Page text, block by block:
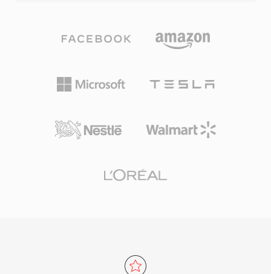
格式。其第一个优势是卓越的压缩效率——以显
该格式支持8 kHz至96 kHz的采样率和最多48个声
道，从语音通话到环绕声均可胜任。第三，Apple
浏览器和媒体播放器都能原生处理AAC内容，无需